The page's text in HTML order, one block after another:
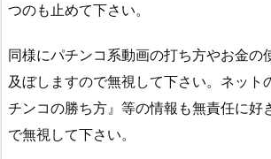
つのも止めて下さい。
同様にパチンコ系動画の打ち方やお金の
及ぼしますので無視して下さい。ネット
チンコの勝ち方』等の情報も無責任に好
で無視して下さい。